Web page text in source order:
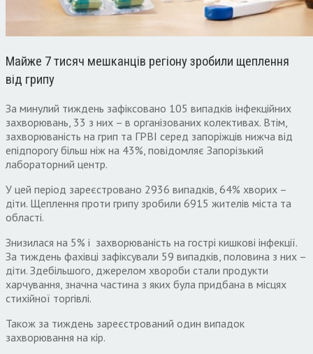
Майже 7 тисяч мешканців регіону зробили щеплення
від грипу
За минулий тиждень зафіксовано 105 випадків інфекційних
захворювань, 33 з них – в організованих колективах. Втім,
захворюваність на грип та ГРВІ серед запоріжців нижча від
епідпорогу більш ніж на 43%, повідомляє Запорізький
лабораторний центр.
У цей період зареєстровано 2936 випадків, 64% хворих –
діти. Щеплення проти грипу зробили 6915 жителів міста та
області.
Знизилася на 5% і захворюваність на гострі кишкові інфекції.
За тиждень фахівці зафіксували 59 випадків, половина з них –
діти. Здебільшого, джерелом хвороби стали продукти
харчування, значна частина з яких була придбана в місцях
стихійної торгівлі.
Також за тиждень зареєстрований один випадок
захворювання на кір.